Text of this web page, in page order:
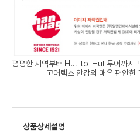
평평한 지역부터 Hut-to-Hut 투어까지
고어텍스 안감의 매우 편안한
상품상세설명